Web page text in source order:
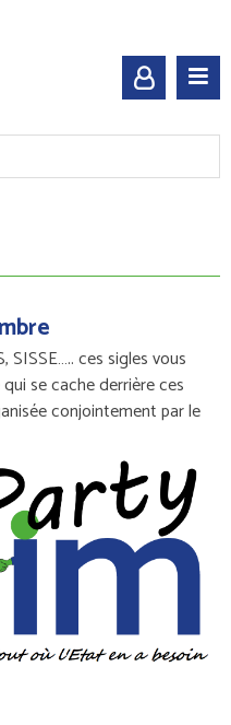
SISSE….. ces sigles vous
se cache derrière ces
conjointement par le